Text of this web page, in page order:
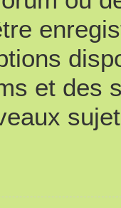
et des